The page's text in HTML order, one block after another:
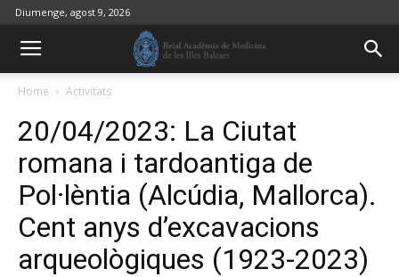
Diumenge, agost 9, 2026
Home Activitats
20/04/2023: La Ciutat
romana i tardoantiga de
Pol·lèntia (Alcúdia, Mallorca).
Cent anys d’excavacions
arqueològiques (1923-2023)